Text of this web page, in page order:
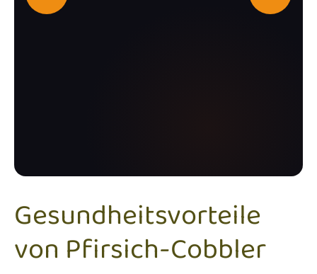
Gesundheitsvorteile
von Pfirsich-Cobbler